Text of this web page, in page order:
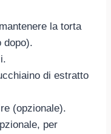
la torta
dopo).
di estratto
(opzionale).
per